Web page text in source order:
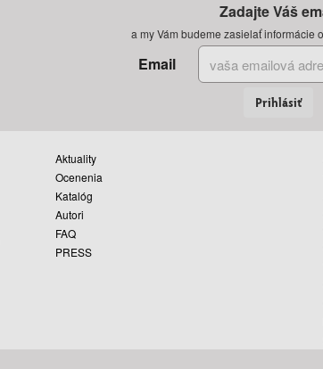
Zadajte Váš
a my Vám budeme zasielať informácie
Email
Prihlásiť
Aktuality
Ocenenia
Katalóg
Autori
FAQ
PRESS